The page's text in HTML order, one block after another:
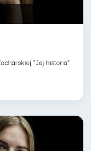
"Jej historia"